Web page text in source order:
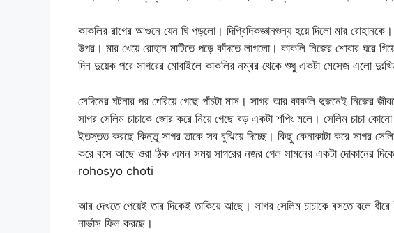
কাকলির রাগের আগুনে যেন ঘি পড়লো। দিগ্বিদিকজ্ঞানশুন্য হয়ে দিলো মার
উপর। মার খেয়ে রোহান মাটিতে পড়ে কাঁদতে লাগলো। কাকলি নিজের শোবার ঘরে
দিন দুয়েক পরে সাগরের মোবাইলে কাকলির নম্বর থেকে শুধু একটা মেসেজ এলো
সেদিনের ঘটনার পর পেরিয়ে গেছে পাঁচটা মাস। সাগর আর কাকলি দুজনেই নিজের
সাগর সেলিম চাচাকে জোর করে নিয়ে গেছে বড় একটা শপিং মলে। সেলিম চাচা
ইতস্তত করছে কিন্তু সাগর তাকে সব বুঝিয়ে দিচ্ছে। কিছু কেনাকাটা করে সাগর সেলিম
করে বসে আছে ওরা ঠিক এমন সময় সাগরের নজর গেল সামনের একটা দোকানের
rohosyo choti
আর দেখতে পেয়েই তার দিকেই তাকিয়ে আছে। সাগর সেলিম চাচাকে বসতে বলে
নার্ভাস ফিল করছে।